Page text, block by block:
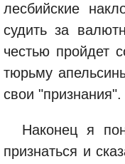
лесбийские
судить за
честью пройдет
тюрьму
свои "признания".
Наконец я
признаться и